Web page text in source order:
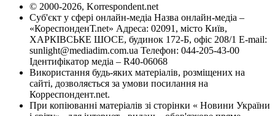
© 2000-2026, Korrespondent.net
Суб'єкт у сфері онлайн-медіа Назва онлайн-медіа –
«КореспонденТ.net» Адреса: 02091, місто Київ,
ХАРКІВСЬКЕ ШОСЕ, будинок 172-Б, офіс 208/1 E-mail:
sunlight@mediadim.com.ua Телефон: 044-205-43-00
Ідентифікатор медіа – R40-06068
Використання будь-яких матеріалів, розміщених на
сайті, дозволяється за умови посилання на
Корреспондент.net.
При копіюванні матеріалів зі сторінки « Новини України